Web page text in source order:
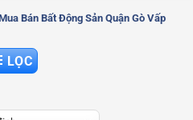
Bán Bất Động Sản Quận Gò Vấp
LỌC